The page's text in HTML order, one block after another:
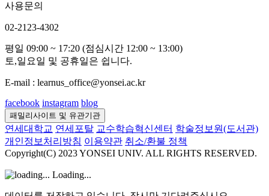
사용문의
02-2123-4302
평일 09:00 ~ 17:20 (점심시간 12:00 ~ 13:00)
토,일요일 및 공휴일은 쉽니다.
E-mail : learnus_office@yonsei.ac.kr
facebook instagram blog
패밀리사이트 및 유관기관
연세대학교 연세포탈 교수학습혁신센터 학술정보원(도서관)
개인정보처리방침 이용약관 취소/환불 정책
Copyright(C) 2023 YONSEI UNIV. ALL RIGHTS RESERVED.
Loading...